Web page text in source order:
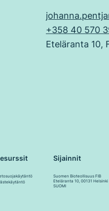
Sijainnit
Suomen Bioteollisuus FIB
Eteläranta 10, 00131 Helsinki
SUOMI
+358 40 570
Eteläranta 10,